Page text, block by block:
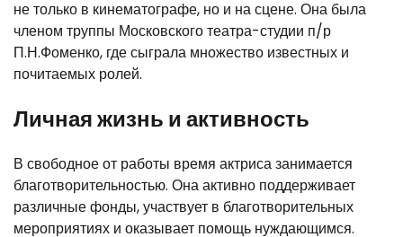
не только в кинематографе, но и на сцене. Она была
членом труппы Московского театра-студии п/р
П.Н.Фоменко, где сыграла множество известных и
почитаемых ролей.
Личная жизнь и активность
В свободное от работы время актриса занимается
благотворительностью. Она активно поддерживает
различные фонды, участвует в благотворительных
мероприятиях и оказывает помощь нуждающимся.